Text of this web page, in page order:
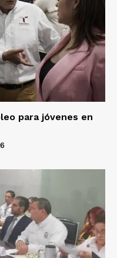
para jóvenes en